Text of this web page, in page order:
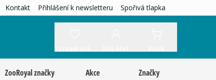
Kontakt Přihlášení k newsletteru Spořivá tlapka
ZooRoyal značky Akce Značky